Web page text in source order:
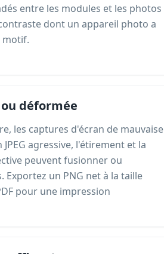
entre les modules et les photos
dont un appareil photo a
motif.
déformée
les captures d'écran de mauvaise
agressive, l'étirement et la
peuvent fusionner ou
Exportez un PNG net à la taille
pour une impression